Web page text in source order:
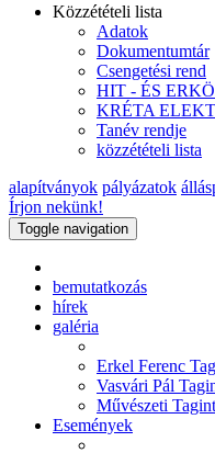
Közzétételi lista
Adatok
Dokumentumtár
Csengetési rend
HIT - ÉS
KRÉTA
Tanév rendje
közzétételi lista
alapítványok pályázatok
Írjon nekünk!
Toggle navigation
bemutatkozás
hírek
galéria
Erkel Ferenc
Vasvári Pál
Művészeti
Események